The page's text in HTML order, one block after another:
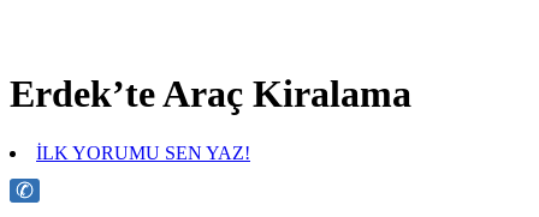
Erdek’te Araç Kiralama
İLK YORUMU SEN YAZ!
✆